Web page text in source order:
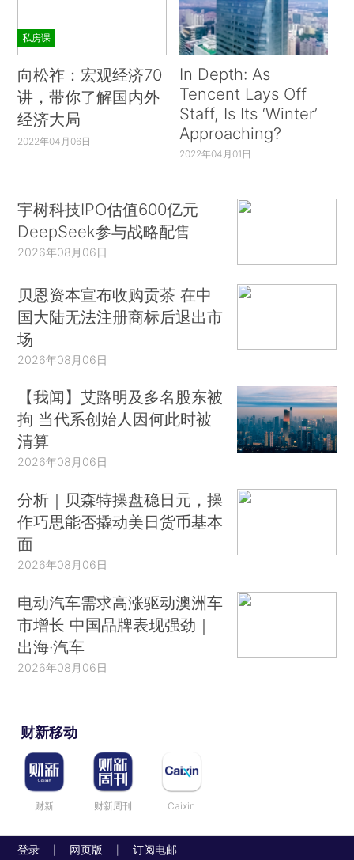
私房课
向松祚：宏观经济70
讲，带你了解国内外
经济大局
2022年04月06日
In Depth: As
Tencent Lays Off
Staff, Is Its ‘Winter’
Approaching?
2022年04月01日
宇树科技IPO估值600亿元
DeepSeek参与战略配售
2026年08月06日
贝恩资本宣布收购贡茶 在中
国大陆无法注册商标后退出市
场
2026年08月06日
【我闻】艾路明及多名股东被
拘 当代系创始人因何此时被
清算
2026年08月06日
分析｜贝森特操盘稳日元，操
作巧思能否撬动美日货币基本
面
2026年08月06日
电动汽车需求高涨驱动澳洲车
市增长 中国品牌表现强劲｜
出海·汽车
2026年08月06日
财新移动
财新 财新周刊 Caixin
登录 网页版 订阅电邮